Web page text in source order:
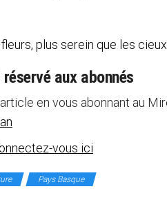
plus serein que les cieux
aux abonnés
en vous abonnant au
vous ici
Pays Basque